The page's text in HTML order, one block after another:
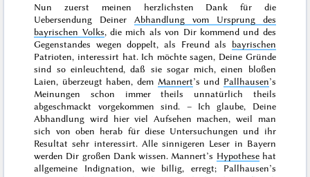
Nun zuerst meinen herzlichsten Dank für die
Uebersendung DeinerAbhandlung vom Ursprung des
bayrischen Volks, die mich als von Dir kommend und des
Gegenstandes wegen doppelt, als Freund als bayrischen
Patrioten, interessirt hat. Ich möchte sagen, Deine Gründe
sind so einleuchtend, daß sie sogar mich, einen bloßen
Laien, überzeugt haben, dem Mannert’s und Pallhausen’s
Meinungen schon immer theils unnatürlich theils
abgeschmackt vorgekommen sind. – Ich glaube, Deine
Abhandlung wird hier viel Aufsehen machen, weil man
sich von oben herab für diese Untersuchungen und ihr
Resultat sehr interessirt. Alle sinnigeren Leser in Bayern
werden Dir großen Dank wissen. Mannert’s Hypothesehat
allgemeine Indignation, wie billig, erregt; Pallhausen’s